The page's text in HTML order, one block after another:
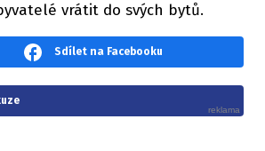
vrátit do svých bytů.
Sdílet na Facebooku